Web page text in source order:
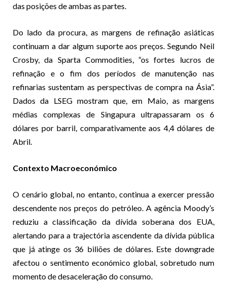
das posições de ambas as partes.
Do lado da procura, as margens de refinação asiáticas
continuam a dar algum suporte aos preços. Segundo Neil
Crosby, da Sparta Commodities, “os fortes lucros de
refinação e o fim dos períodos de manutenção nas
refinarias sustentam as perspectivas de compra na Ásia”.
Dados da LSEG mostram que, em Maio, as margens
médias complexas de Singapura ultrapassaram os 6
dólares por barril, comparativamente aos 4,4 dólares de
Abril.
Contexto Macroeconómico
O cenário global, no entanto, continua a exercer pressão
descendente nos preços do petróleo. A agência Moody’s
reduziu a classificação da dívida soberana dos EUA,
alertando para a trajectória ascendente da dívida pública
que já atinge os 36 biliões de dólares. Este downgrade
afectou o sentimento económico global, sobretudo num
momento de desaceleração do consumo.